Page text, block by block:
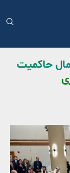
حاکمیت